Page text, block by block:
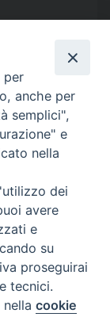
è
“Santi
Read
Preferenze Cookie
per
anche per
semplici",
e
nella
dei
avere
e
su
proseguirai
tecnici.
nellacookie